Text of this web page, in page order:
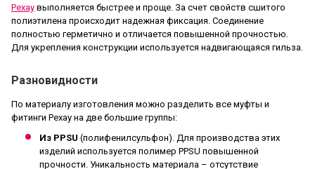
Рехау выполняется быстрее и проще. За счет свойств сшитого
полиэтилена происходит надежная фиксация. Соединение
полностью герметично и отличается повышенной прочностью.
Для укрепления конструкции используется надвигающаяся гильза.
Разновидности
По материалу изготовления можно разделить все муфты и
фитинги Рехау на две большие группы:
Из PPSU (полифенилсульфон). Для производства этих
изделий используется полимер PPSU повышенной
прочности. Уникальность материала – отсутствие